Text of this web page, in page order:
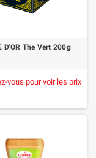
D'OR The Vert 200g
vous pour voir les prix